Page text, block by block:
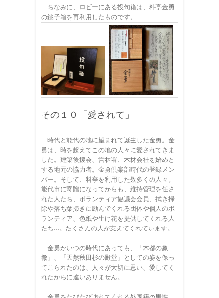
ちなみに、ロビーにある投句箱は、料亭金勇
の銚子箱を再利用したものです。
その１０「愛されて」
時代と能代の地に望まれて誕生した金勇。金
勇は、時を超えてこの地の人々に愛されてきま
した。建築後援会、営林署、木材会社を始めと
する地元の協力者。金勇倶楽部時代の登録メン
バー。そして、料亭を利用した数多くの人々。
能代市に寄贈になってからも、維持管理を任さ
れた人たち、ボランティア協議会会員、拭き掃
除や落ち葉掃きに励んでくれる団体や個人のボ
ランティア、色紙や生け花を提供してくれる人
たち…。たくさんの人が支えてくれています。
金勇がいつの時代にあっても、「木都の象
徴」、「天然秋田杉の殿堂」としての姿を保っ
てこられたのは、人々が大切に思い、愛してく
れたからに違いありません。